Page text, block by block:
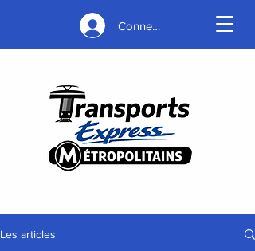
Connexion
Les articles